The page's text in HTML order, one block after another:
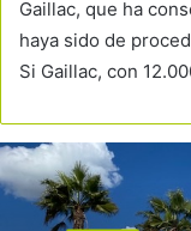
Gaillac, que ha
haya sido de
Si Gaillac, con